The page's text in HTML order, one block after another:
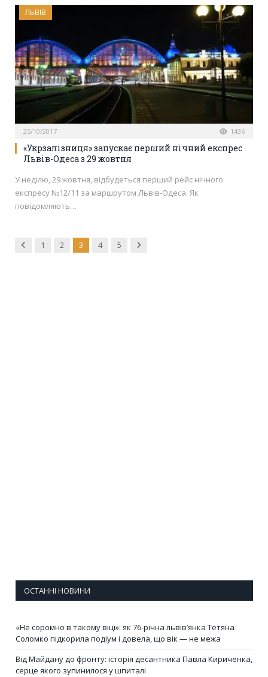
ЛЬВІВ
25/10/2017 1436
«Укрзалізниця» запускає перший нічний експрес
Львів-Одеса з 29 жовтня
У неділю, 29 жовтня, відбудеться перший рейс нічного
експресу №12/11 за маршрутом Львів-Одеса. Як
повідомляють…
Previous
1 2 3 4 5 Next
ОСТАННІ НОВИНИ
«Не соромно в такому віці»: як 76-річна львів’янка Тетяна
Соломко підкорила подіум і довела, що вік — не межа
Від Майдану до фронту: історія десантника Павла Кириченка,
серце якого зупинилося у шпиталі